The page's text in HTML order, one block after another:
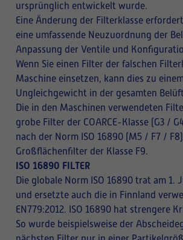
ursprünglich entwickelt wurde.
Eine Änderung der Filterklasse
eine umfassende Neuzuordnung der
Anpassung der Ventile und
Wenn Sie einen Filter der falschen
Maschine einsetzen, kann dies zu
Ungleichgewicht in der gesamten
Die in den Maschinen verwendeten
grobe Filter der COARCE-Klasse (G3 /
nach der Norm ISO 16890 (M5 / F7 /
Großflächenfilter der Klasse F9.
ISO 16890 FILTER
Die globale Norm ISO 16890 trat am 1.
und ersetzte auch die in Finnland
EN779:2012. ISO 16890 hat strengere
So wurde beispielsweise der